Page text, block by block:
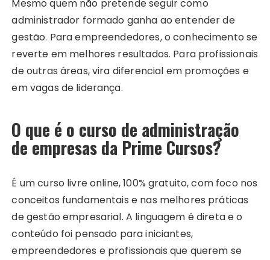
Mesmo quem não pretende seguir como
administrador formado ganha ao entender de
gestão. Para empreendedores, o conhecimento se
reverte em melhores resultados. Para profissionais
de outras áreas, vira diferencial em promoções e
em vagas de liderança.
O que é o curso de administração
de empresas da Prime Cursos?
É um curso livre online, 100% gratuito, com foco nos
conceitos fundamentais e nas melhores práticas
de gestão empresarial. A linguagem é direta e o
conteúdo foi pensado para iniciantes,
empreendedores e profissionais que querem se